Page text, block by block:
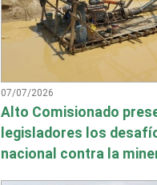
07/07/2026
Alto Comisionado
legisladores los
nacional contra la